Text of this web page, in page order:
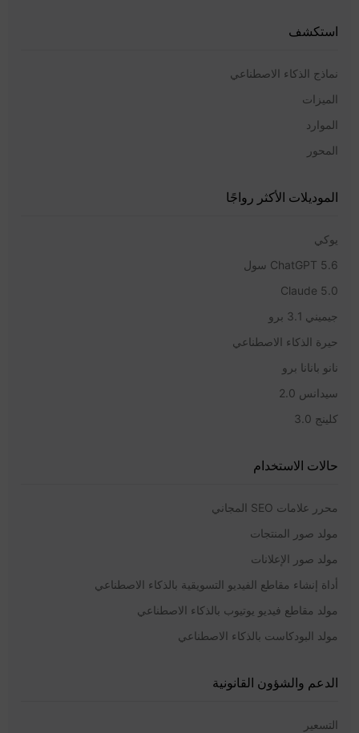
استكشف
نماذج الذكاء الاصطناعي
الميزات
الموارد
المحور
الموديلات الأكثر رواجًا
يوكي
ChatGPT 5.6 سول
Claude 5.0
جيميني 3.1 برو
حيرة الذكاء الاصطناعي
نانو بانانا برو
سيدانس 2.0
كلينج 3.0
حالات الاستخدام
محرر علامات SEO المجاني
مولد صور المنتجات
مولد صور الإعلانات
أداة إنشاء مقاطع الفيديو التسويقية بالذكاء الاصطناعي
مولد مقاطع فيديو يوتيوب بالذكاء الاصطناعي
مولد البودكاست بالذكاء الاصطناعي
الدعم والشؤون القانونية
التسعير